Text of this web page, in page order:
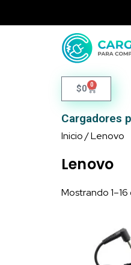
$0 0
Cargadores
Inicio/ Lenovo
Lenovo
Mostrando